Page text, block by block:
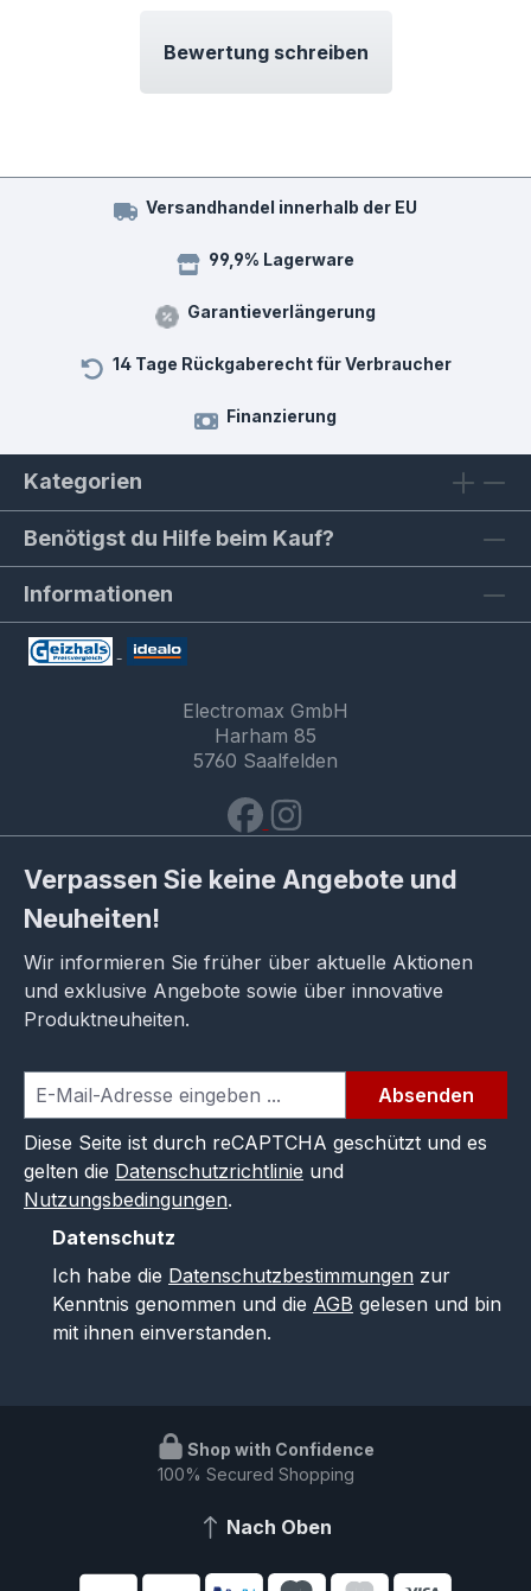
Bewertung schreiben
Versandhandel innerhalb der EU
99,9% Lagerware
Garantieverlängerung
14 Tage Rückgaberecht für Verbraucher
Finanzierung
Kategorien
Benötigst du Hilfe beim Kauf?
Informationen
Electromax GmbH
Harham 85
5760 Saalfelden
Verpassen Sie keine Angebote und
Neuheiten!
Wir informieren Sie früher über aktuelle Aktionen
und exklusive Angebote sowie über innovative
Produktneuheiten.
Absenden
Diese Seite ist durch reCAPTCHA geschützt und es
gelten die Datenschutzrichtlinie und
Nutzungsbedingungen.
Datenschutz
Ich habe die Datenschutzbestimmungen zur
Kenntnis genommen und die AGB gelesen und bin
mit ihnen einverstanden.
Shop with Confidence
100% Secured Shopping
Nach Oben